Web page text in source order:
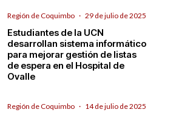
Región de Coquimbo · 29 de julio de 2025
Estudiantes de la UCN
desarrollan sistema informático
para mejorar gestión de listas
de espera en el Hospital de
Ovalle
Región de Coquimbo · 14 de julio de 2025